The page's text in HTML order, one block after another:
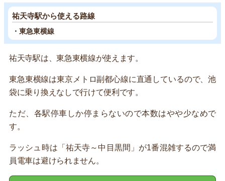
祐天寺駅から使える路線
・東急東横線
祐天寺駅は、東急東横線が使えます。
東急東横線は東京メトロ副都心線に直通しているので、池
袋に乗り換えなしで行けて便利です。
ただ、各駅停車しか停まらないので本数はやや少なめで
す。
ラッシュ時は「祐天寺～中目黒間」が1番混雑するので満
員電車は避けられません。